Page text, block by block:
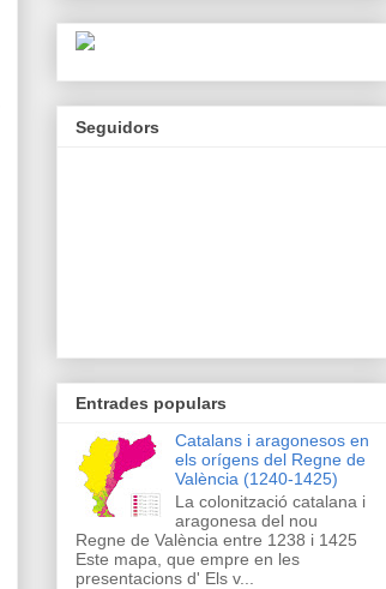
Seguidors
Entrades populars
Catalans i aragonesos en
els orígens del Regne de
València (1240-1425)
La colonització catalana i
aragonesa del nou
Regne de València entre 1238 i 1425
Este mapa, que empre en les
presentacions d' Els v...